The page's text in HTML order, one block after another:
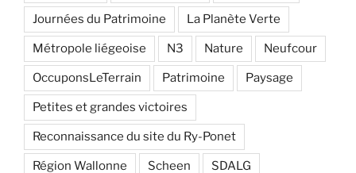
Journées du Patrimoine La Planète Verte
Métropole liégeoise N3 Nature Neufcour
OccuponsLeTerrain Patrimoine Paysage
Petites et grandes victoires
Reconnaissance du site du Ry-Ponet
Région Wallonne Scheen SDALG